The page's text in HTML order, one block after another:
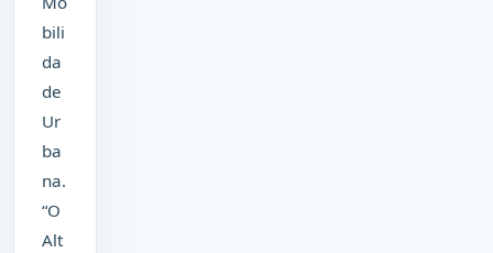
bili
da
de
Ur
ba
na.
“O
Alt